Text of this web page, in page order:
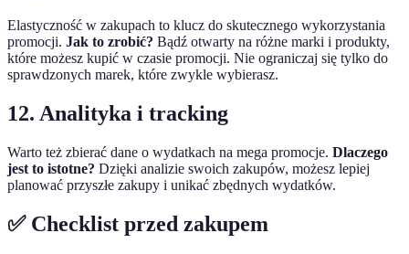
Elastyczność w zakupach to klucz do skutecznego wykorzystania
promocji. Jak to zrobić? Bądź otwarty na różne marki i produkty,
które możesz kupić w czasie promocji. Nie ograniczaj się tylko do
sprawdzonych marek, które zwykle wybierasz.
12. Analityka i tracking
Warto też zbierać dane o wydatkach na mega promocje. Dlaczego
jest to istotne? Dzięki analizie swoich zakupów, możesz lepiej
planować przyszłe zakupy i unikać zbędnych wydatków.
✅ Checklist przed zakupem